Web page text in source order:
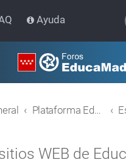
Ayuda
Plataforma Educativa EducaMadrid
WEB de